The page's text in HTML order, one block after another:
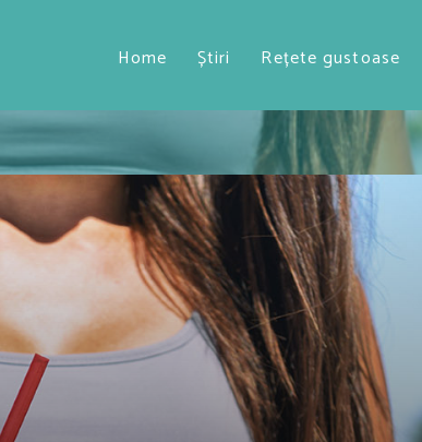
Home Știri Rețete gustoase